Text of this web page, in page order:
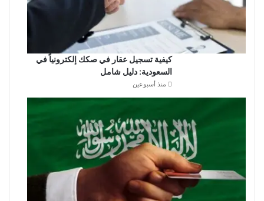
كيفية تسجيل عقار في صكك إلكترونياً في
السعودية: دليل شامل
منذ أسبوعين